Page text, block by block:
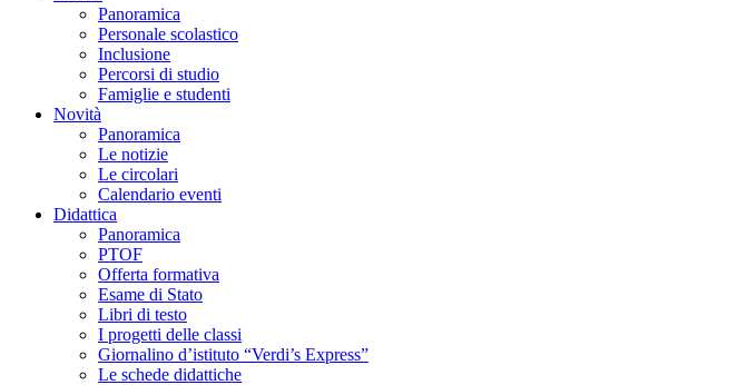
Panoramica
Personale scolastico
Inclusione
Percorsi di studio
Famiglie e studenti
Novità
Panoramica
Le notizie
Le circolari
Calendario eventi
Didattica
Panoramica
PTOF
Offerta formativa
Esame di Stato
Libri di testo
I progetti delle classi
Giornalino d’istituto “Verdi’s Express”
Le schede didattiche